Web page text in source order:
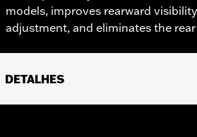
models, improves rearward
adjustment, and eliminates the
DETALHES